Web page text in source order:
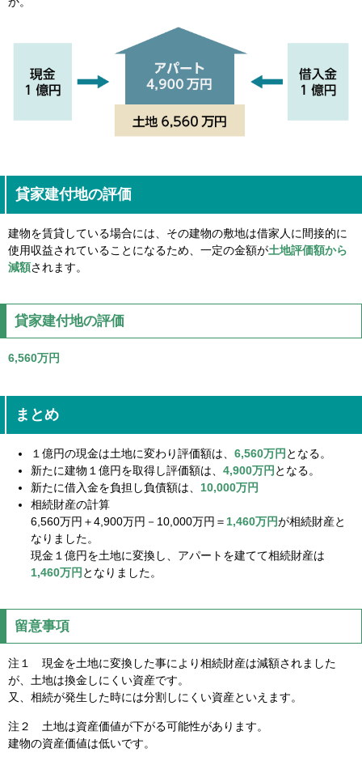
貸家建付地の評価
建物を賃貸している場合には、その建物の敷地は借家人に間接的に
使用収益されていることになるため、一定の金額が土地評価額から
減額されます。
貸家建付地の評価
6,560万円
まとめ
１億円の現金は土地に変わり評価額は、6,560万円 となる。
新たに建物１億円を取得し評価額は、4,900万円 となる。
新たに借入金を負担し負債額は、10,000万円
相続財産の計算
6,560万円＋4,900万円－10,000万円＝1,460万円が相続財産と
なりました。
現金１億円を土地に変換し、アパートを建てて相続財産は
1,460万円 となりました。
留意事項
注１ 現金を土地に変換した事により相続財産は減額されました
が、土地は換金しにくい資産です。
又、相続が発生した時には分割しにくい資産といえます。
注２ 土地は資産価値が下がる可能性があります。
建物の資産価値は低いです。